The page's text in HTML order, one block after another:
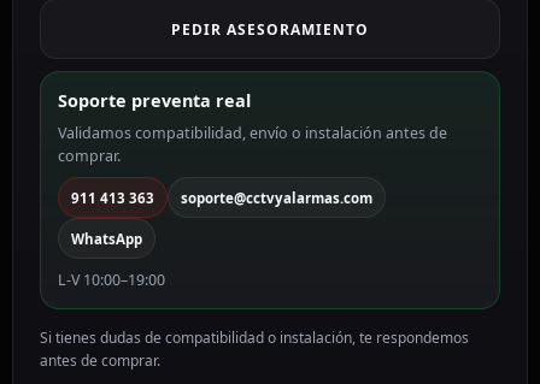
para
en
madera
R4
cantidad
PEDIR ASESORAMIENTO
Soporte preventa real
Validamos compatibilidad, envío o instalación antes de
comprar.
911 413 363 soporte@cctvyalarmas.com
WhatsApp
L-V 10:00–19:00
Si tienes dudas de compatibilidad o instalación, te respondemos
antes de comprar.